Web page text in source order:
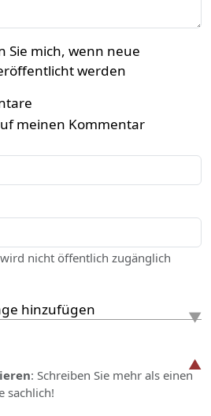
Sie mich, wenn neue
werden
meinen Kommentar
nicht öffentlich zugänglich
hinzufügen
: Schreiben Sie mehr als einen
sachlich!